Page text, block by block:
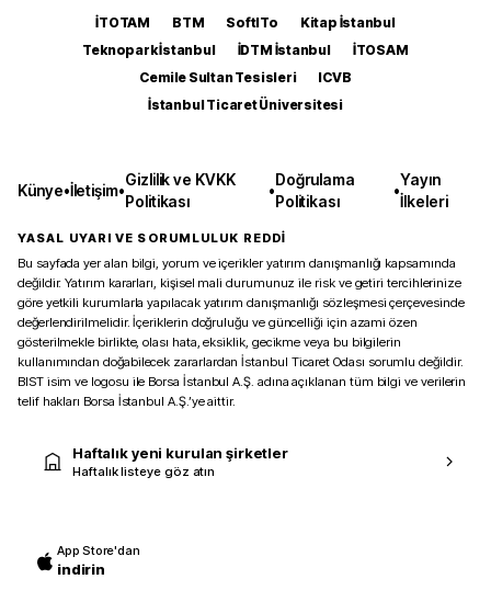
İTOTAM BTM SoftITo
Kitap İstanbul
Teknopark İstanbul
İDTM İstanbul
İTOSAM
Cemile Sultan Tesisleri
ICVB
İstanbul Ticaret Üniversitesi
Künye•İletişim•
Gizlilik ve KVKK
Politikası
•
Doğrulama
Politikası
•
Yayın
İlkeleri
YASAL UYARI VE SORUMLULUK REDDİ
Bu sayfada yer alan bilgi, yorum ve içerikler yatırım danışmanlığı kapsamında
değildir. Yatırım kararları, kişisel mali durumunuz ile risk ve getiri tercihlerinize
göre yetkili kurumlarla yapılacak yatırım danışmanlığı sözleşmesi çerçevesinde
değerlendirilmelidir. İçeriklerin doğruluğu ve güncelliği için azami özen
gösterilmekle birlikte, olası hata, eksiklik, gecikme veya bu bilgilerin
kullanımından doğabilecek zararlardan İstanbul Ticaret Odası sorumlu değildir.
BIST isim ve logosu ile Borsa İstanbul A.Ş. adına açıklanan tüm bilgi ve verilerin
telif hakları Borsa İstanbul A.Ş.’ye aittir.
Haftalık yeni kurulan şirketler
Haftalık listeye göz atın
App Store'dan
indirin